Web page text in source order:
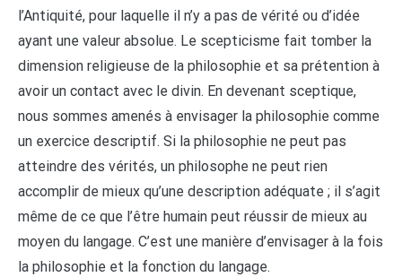
l’Antiquité, pour laquelle il n’y a pas de vérité ou d’idée
ayant une valeur absolue. Le scepticisme fait tomber la
dimension religieuse de la philosophie et sa prétention à
avoir un contact avec le divin. En devenant sceptique,
nous sommes amenés à envisager la philosophie comme
un exercice descriptif. Si la philosophie ne peut pas
atteindre des vérités, un philosophe ne peut rien
accomplir de mieux qu’une description adéquate ; il s’agit
même de ce que l’être humain peut réussir de mieux au
moyen du langage. C’est une manière d’envisager à la fois
la philosophie et la fonction du langage.